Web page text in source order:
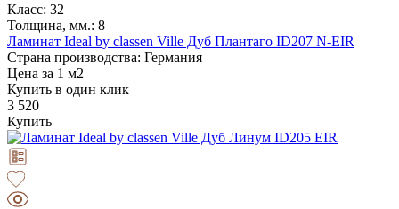
Класс: 32
Толщина, мм.: 8
Ламинат Ideal by classen Ville Дуб Плантаго ID207 N-EIR
Страна производства: Германия
Цена за 1 м2
Купить в один клик
3 520
Купить